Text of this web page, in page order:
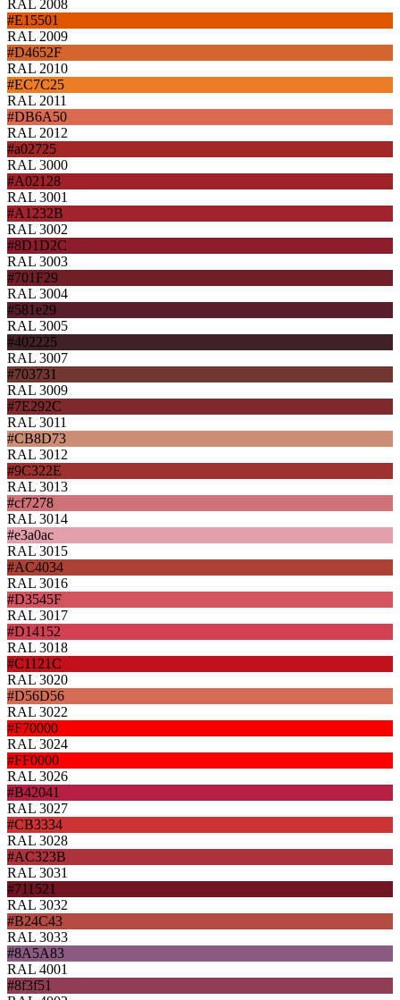
RAL 2008
#E15501
RAL 2009
#D4652F
RAL 2010
#EC7C25
RAL 2011
#DB6A50
RAL 2012
#a02725
RAL 3000
#A02128
RAL 3001
#A1232B
RAL 3002
#8D1D2C
RAL 3003
#701F29
RAL 3004
#581e29
RAL 3005
#402225
RAL 3007
#703731
RAL 3009
#7E292C
RAL 3011
#CB8D73
RAL 3012
#9C322E
RAL 3013
#cf7278
RAL 3014
#e3a0ac
RAL 3015
#AC4034
RAL 3016
#D3545F
RAL 3017
#D14152
RAL 3018
#C1121C
RAL 3020
#D56D56
RAL 3022
#F70000
RAL 3024
#FF0000
RAL 3026
#B42041
RAL 3027
#CB3334
RAL 3028
#AC323B
RAL 3031
#711521
RAL 3032
#B24C43
RAL 3033
#8A5A83
RAL 4001
#8f3f51